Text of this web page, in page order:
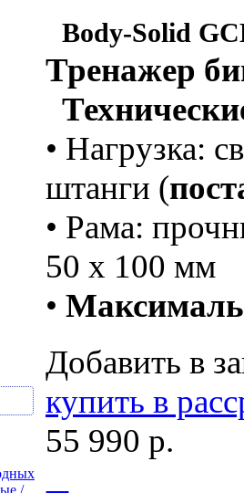
Body-Solid
Тренажер
• Нагрузка:
штанги (
• Рама:
50 х 100 мм
•
Добавить в
купить в
55 990 р.